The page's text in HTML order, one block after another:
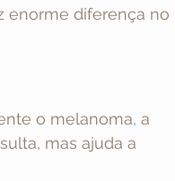
enorme diferença no
o melanoma, a
mas ajuda a